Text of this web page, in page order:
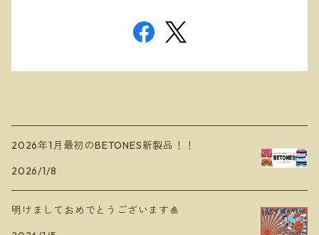
2026年1月最初のBETONES新製品！！
2026/1/8
明けましておめでとうございます🎍